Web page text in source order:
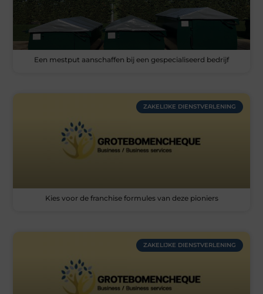
Een mestput aanschaffen bij een gespecialiseerd bedrijf
ZAKELIJKE DIENSTVERLENING
Kies voor de franchise formules van deze pioniers
ZAKELIJKE DIENSTVERLENING